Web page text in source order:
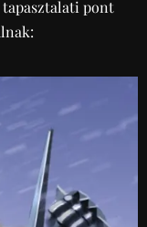
tapasztalati pont